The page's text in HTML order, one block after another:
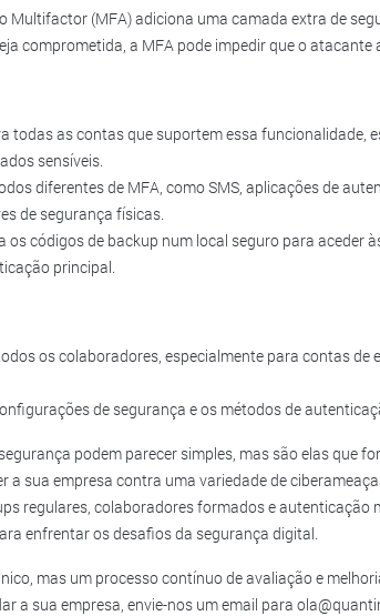
Multifactor (MFA) adiciona uma camada extra de
comprometida, a MFA pode impedir que o atacante
todas as contas que suportem essa funcionalidade,
sensíveis.
diferentes de MFA, como SMS, aplicações de
de segurança físicas.
os códigos de backup num local seguro para aceder
principal.
os colaboradores, especialmente para contas de
de segurança e os métodos de
podem parecer simples, mas são elas que
sua empresa contra uma variedade de
regulares, colaboradores formados e autenticação
enfrentar os desafios da segurança digital.
mas um processo contínuo de avaliação e
a sua empresa, envie-nos um email para